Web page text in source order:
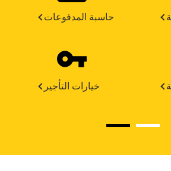
حاسبة المدفوعات
خيارات التأجير